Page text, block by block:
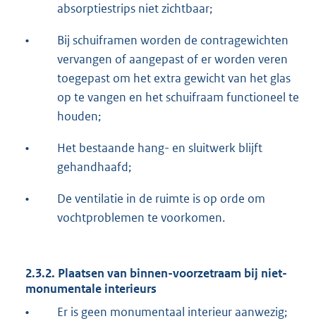
absorptiestrips niet zichtbaar;
•
Bij schuiframen worden de contragewichten
vervangen of aangepast of er worden veren
toegepast om het extra gewicht van het glas
op te vangen en het schuifraam functioneel te
houden;
•
Het bestaande hang- en sluitwerk blijft
gehandhaafd;
•
De ventilatie in de ruimte is op orde om
vochtproblemen te voorkomen.
2.3.2. Plaatsen van binnen-voorzetraam bij niet-
monumentale interieurs
•
Er is geen monumentaal interieur aanwezig;